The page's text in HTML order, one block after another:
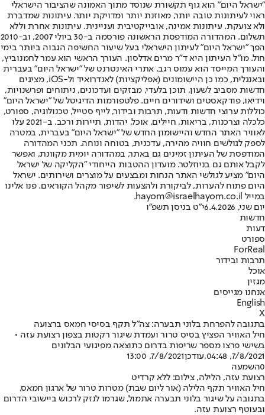
"ישראל היום" הוא גוף תקשורת שנוסד מתוך האמונה שהציבור הישראלי
ראוי לעיתונות טובה יותר, מאוזנת יותר ומדויקת יותר. עיתונות שמדברת
ולא צועקת. עיתונות אמינה, אובייקטיבית ועניינית. עיתונות אחרת וללא
תשלום. המהדורה המודפסת הראשונה פורסמה ב-30 ביולי 2007, וב-2010
הפך "ישראל היום" לעיתון הישראלי בעל שיעור החשיפה הגבוה ביותר בימי
חול. מו"ל העיתון היא ד"ר מרים אדלסון. העורך הראשי הוא עמר לחמנוביץ,
והעורך המייסד הוא עמוס רגב. אתרי האינטרנט של "ישראל היום" בעברית
ובאנגלית, כמו כן היישומונים (אפליקציות) לאנדרואיד ול-iOS, מציגים
חדשות מסביב לשעון, תוכן בלעדי, מבזקים ועדכונים, ניתוחים ופרשנויות,
וידיאו, פודקאסטים ושידורים חיים. פלטפורמות הדיגיטל של "ישראל היום"
כוללות ערוצי חדשות ודעות, תרבות ובידור, לייף סטייל, טכנולוגיה, ספורט,
כלכלה וצרכנות, בריאות, חיילים, אוכל, יהדות, תיירות ורכב. ב-2021 עלו
לאוויר האתר החדש והיישומון החדש של "ישראל היום" בעברית, במטרה
לספק לגולשים חוויה מהירה, עדכנית, בטוחה ונוחה. תכני המהדורה
המודפסת של העיתון זמינים גם באתר, במהדורה יומית מקוונת, ואפשר
לקבל אותם גם בניוזלטר. מועדון ההטבות הייחודי "הקליקה של ישראל
היום" מציע לגולשי האתר הנחות ומבצעים על מוצרים ושירותים. ישראל
היום פתוח להערות, לביקורת ולהצעות לשיפור מקהל הקוראים. פנו אלינו
במייל hayom@israelhayom.co.il.
יום שני, 6.4.2026
י"ט בניסן תשפ"ו
חדשות
דעות
ספורט
ForReal
תרבות ובידור
אוכל
מגזין
אנחנו מגייסים
English
X
בתגובה להפרחת בלוני תבערה: צה"ל תקף בסיסי חמאס ברצועה
חיל האוויר הפציץ בסיס טרור ועמדת שיגור רקטות בצפון רצועת עזה •
בשישי פרצו מספר שריפות בדרום כתוצאה מפיגועי הבלונים
7/8/2021, 04:48
,עודכן7/8/2021, 13:00
0השמעה
רצועת עזה, הלילה, צילום: ללא קרדיט
חיל האוויר תקף הלילה (אור ליום שבת) מטרות טרור של ארגון חמאס,
בתגובה על שיגור בלוני תבערה אתמול, שגרמו לנזק לרכוש ביישובי הדרום
ובעוטף רצועת עזה.